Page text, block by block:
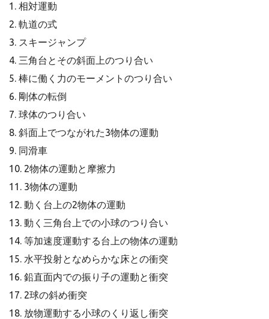
1. 相対運動
2. 軌道の式
3. スキージャンプ
4. 三角台とその斜面上のつり合い
5. 棒に働く力のモーメントのつり合い
6. 剛体の転倒
7. 球体のつり合い
8. 斜面上でつながれた3物体の運動
9. 同滑車
10. 2物体の運動と摩擦力
11. 3物体の運動
12. 動く台上の2物体の運動
13. 動く三角台上での小球のつり合い
14. 等加速度運動する台上の物体の運動
15. 水平投射となめらかな床との衝突
16. 鉛直面内での振り子の運動と衝突
17. 2球の斜め衝突
18. 放物運動する小球のくり返し衝突